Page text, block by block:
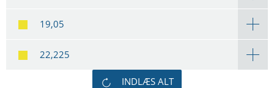
19,05
22,225
INDLÆS ALT